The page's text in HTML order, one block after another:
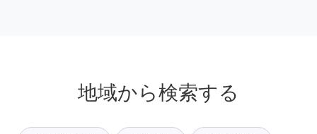
地域から検索する